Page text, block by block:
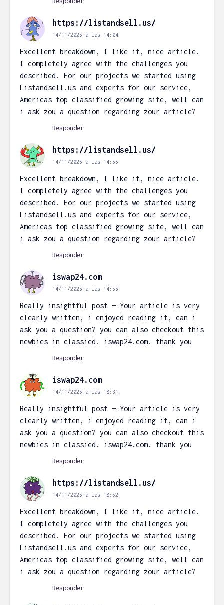
https://listandsell.us/
14/11/2025 a las 14:04
Excellent breakdown, I like it, nice article.
I completely agree with the challenges you
described. For our projects we started using
Listandsell.us and experts for our service,
Americas top classified growing site, well can
i ask zou a question regarding zour article?
Responder
https://listandsell.us/
14/11/2025 a las 14:55
Excellent breakdown, I like it, nice article.
I completely agree with the challenges you
described. For our projects we started using
Listandsell.us and experts for our service,
Americas top classified growing site, well can
i ask zou a question regarding zour article?
Responder
iswap24.com
14/11/2025 a las 14:55
Really insightful post — Your article is very
clearly written, i enjoyed reading it, can i
ask you a question? you can also checkout this
newbies in classied. iswap24.com. thank you
Responder
iswap24.com
14/11/2025 a las 18:31
Really insightful post — Your article is very
clearly written, i enjoyed reading it, can i
ask you a question? you can also checkout this
newbies in classied. iswap24.com. thank you
Responder
https://listandsell.us/
14/11/2025 a las 18:52
Excellent breakdown, I like it, nice article.
I completely agree with the challenges you
described. For our projects we started using
Listandsell.us and experts for our service,
Americas top classified growing site, well can
i ask zou a question regarding zour article?
Responder